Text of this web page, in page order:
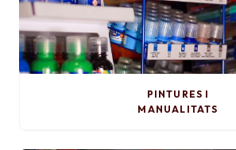
PINTURES I
MANUALITATS